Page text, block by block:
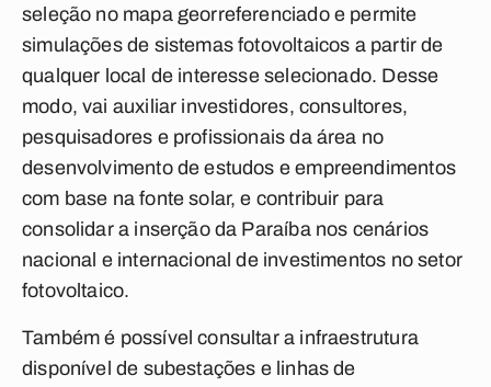
seleção no mapa georreferenciado e permite
simulações de sistemas fotovoltaicos a partir de
qualquer local de interesse selecionado. Desse
modo, vai auxiliar investidores, consultores,
pesquisadores e profissionais da área no
desenvolvimento de estudos e empreendimentos
com base na fonte solar, e contribuir para
consolidar a inserção da Paraíba nos cenários
nacional e internacional de investimentos no setor
fotovoltaico.
Também é possível consultar a infraestrutura
disponível de subestações e linhas de